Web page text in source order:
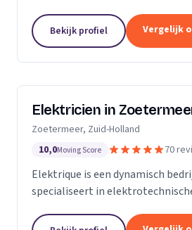
Bekijk profiel Vergelijk
Elektricien in
Zoetermeer, Zuid-Holland
10,0Moving Score 70
Elektrique is een dynamisch
specialiseert in
klanttevredenheid, streven we